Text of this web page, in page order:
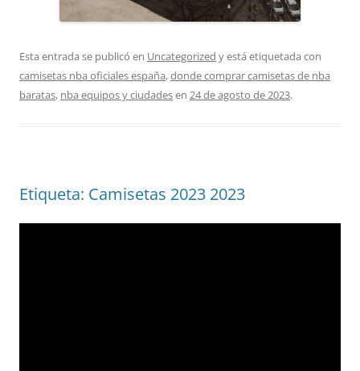
Esta entrada se publicó en Uncategorized y está etiquetada con
camisetas nba oficiales españa,donde comprar camisetas de nba
baratas, nba equipos y ciudadesen 24 de agosto de 2023.
Etiqueta: Camisetas 2023 2023